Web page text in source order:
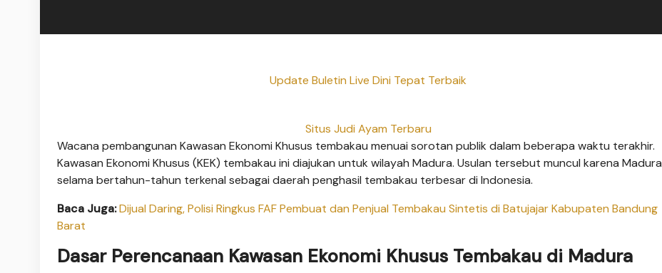
Update Buletin Live Dini Tepat Terbaik
Situs Judi Ayam Terbaru
Wacana pembangunan Kawasan Ekonomi Khusus tembakau menuai sorotan publik dalam beberapa waktu terakhir.
Kawasan Ekonomi Khusus (KEK) tembakau ini diajukan untuk wilayah Madura. Usulan tersebut muncul karena Madura
selama bertahun-tahun terkenal sebagai daerah penghasil tembakau terbesar di Indonesia.
Baca Juga:Dijual Daring, Polisi Ringkus FAF Pembuat dan Penjual Tembakau Sintetis di Batujajar Kabupaten Bandung
Barat
Dasar Perencanaan Kawasan Ekonomi Khusus Tembakau di Madura